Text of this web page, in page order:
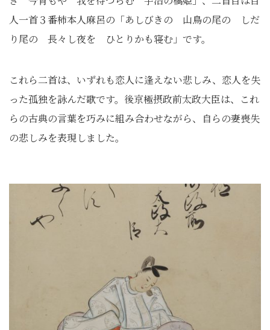
人一首３番柿本人麻呂の「あしびきの 山鳥の尾の しだ
り尾の 長々し夜を ひとりかも寝む」です。
これら二首は、いずれも恋人に逢えない悲しみ、恋人を失
った孤独を詠んだ歌です。後京極摂政前太政大臣は、これ
らの古典の言葉を巧みに組み合わせながら、自らの妻喪失
の悲しみを表現しました。